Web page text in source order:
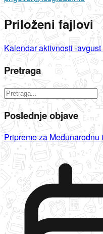
Priloženi fajlovi
Kalendar aktivnosti -
Pretraga
Poslednje objave
Pripreme za